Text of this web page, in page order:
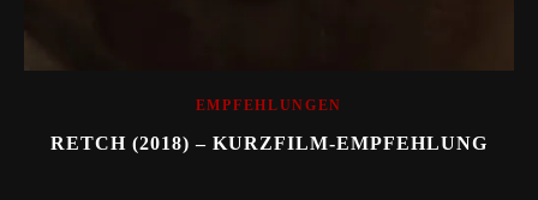
EMPFEHLUNGEN
RETCH (2018) – KURZFILM-EMPFEHLUNG